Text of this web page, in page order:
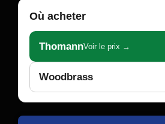
Où acheter
ThomannVoir le prix →
Woodbrass